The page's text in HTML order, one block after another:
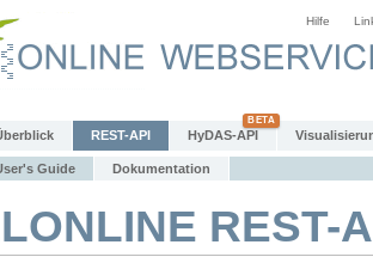
Hilfe
REST-API HyDAS-API
Guide Dokumentation
REST-